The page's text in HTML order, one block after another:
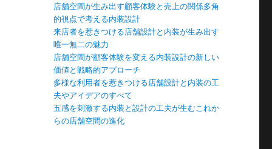
店舗空間が生み出す顧客体験と売上の関係多角
的視点で考える内装設計
来店者を惹きつける店舗設計と内装が生み出す
唯一無二の魅力
店舗空間が顧客体験を変える内装設計の新しい
価値と戦略的アプローチ
多様な利用者を惹きつける店舗設計と内装の工
夫やアイデアのすべて
五感を刺激する内装と設計の工夫が生むこれか
らの店舗空間の進化